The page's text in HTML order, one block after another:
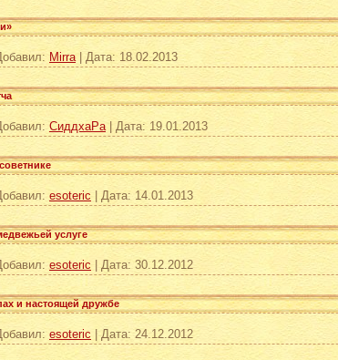
Mirra Дата: 18.02.2013
СиддхаРа Дата: 19.01.2013
esoteric Дата: 14.01.2013
услуге
esoteric Дата: 30.12.2012
и настоящей дружбе
esoteric Дата: 24.12.2012